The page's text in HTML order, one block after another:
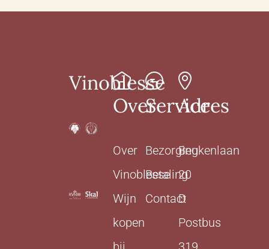
Vinoblesse
Over
Over
Vinoblesse
Wijn
kopen
Service
Bezorging
Betaling
Contact
Adres
Beukenlaan
20
D
Postbus